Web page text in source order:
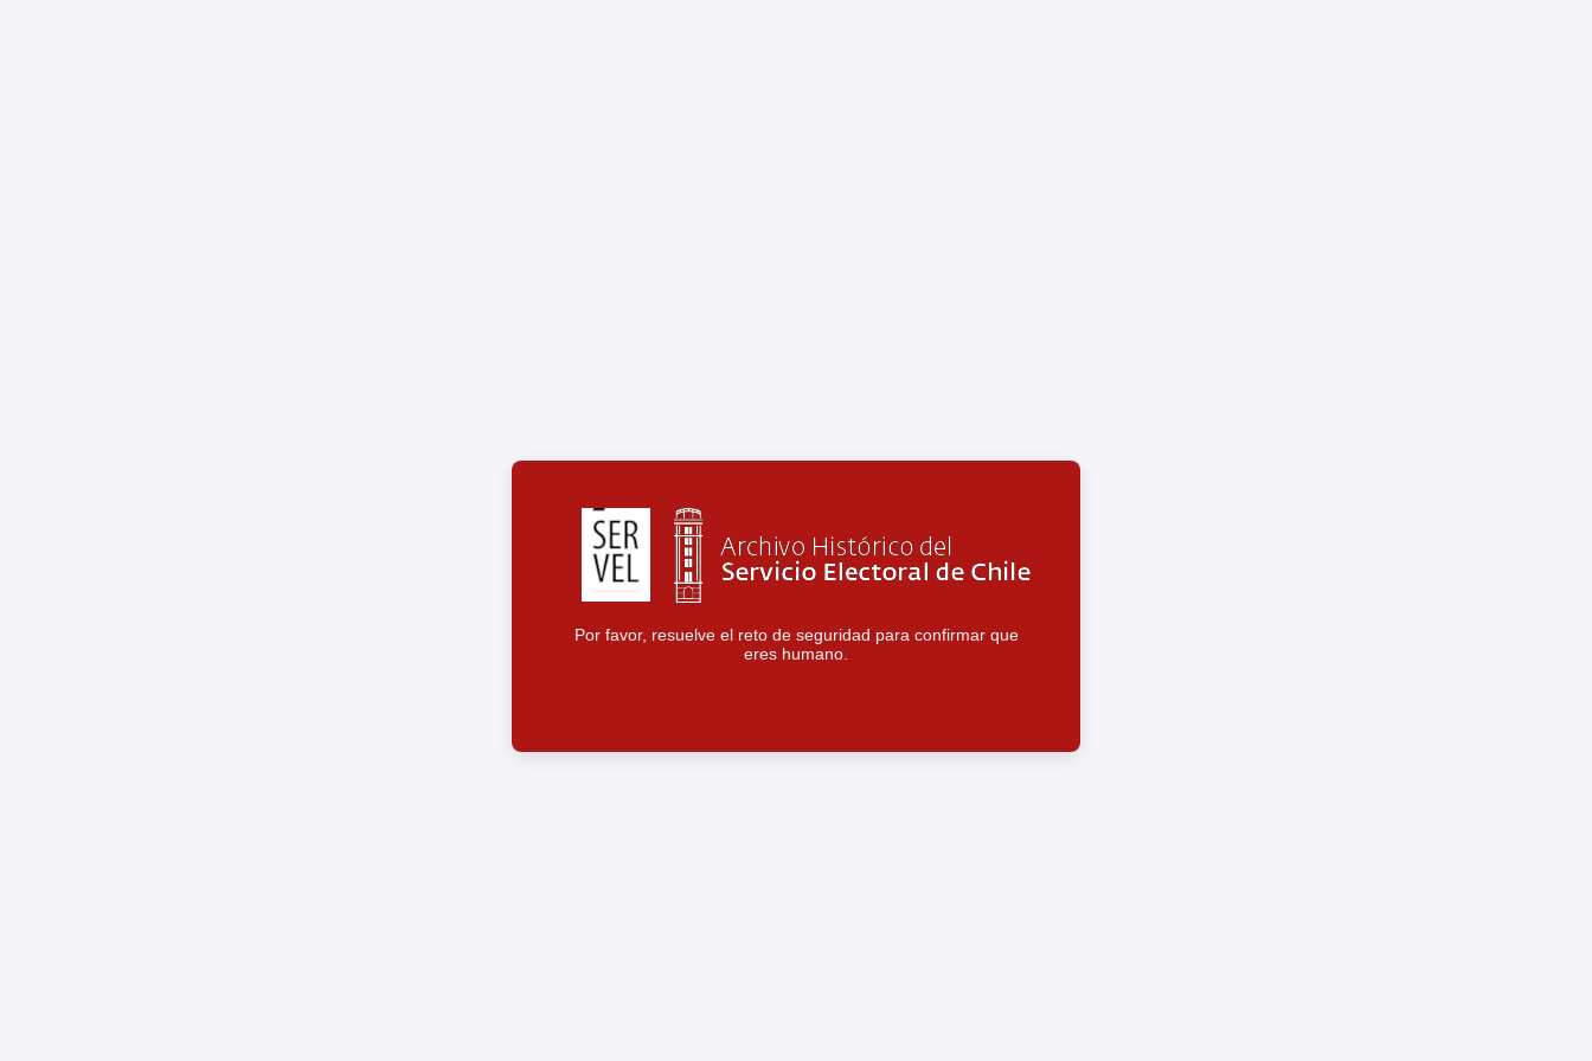
Por favor, resuelve el reto de seguridad para confirmar que
eres humano.